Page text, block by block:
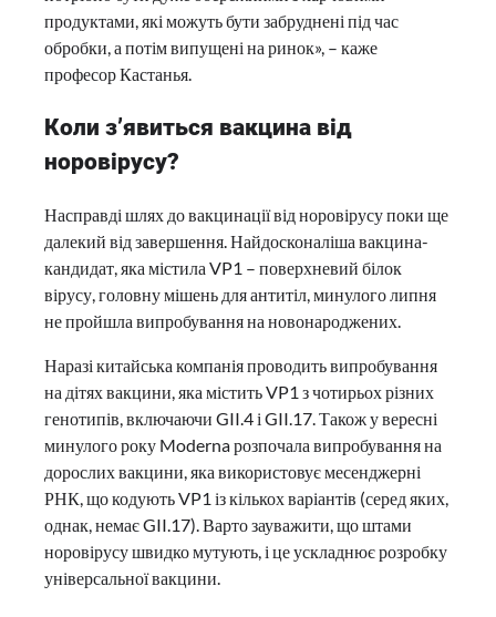
продуктами, які можуть бути забруднені під час
обробки, а потім випущені на ринок», – каже
професор Кастанья.
Коли з’явиться вакцина від
норовірусу?
Насправді шлях до вакцинації від норовірусу поки ще
далекий від завершення. Найдосконаліша вакцина-
кандидат, яка містила VP1 – поверхневий білок
вірусу, головну мішень для антитіл, минулого липня
не пройшла випробування на новонароджених.
Наразі китайська компанія проводить випробування
на дітях вакцини, яка містить VP1 з чотирьох різних
генотипів, включаючи GII.4 і GII.17. Також у вересні
минулого року Moderna розпочала випробування на
дорослих вакцини, яка використовує месенджерні
РНК, що кодують VP1 із кількох варіантів (серед яких,
однак, немає GII.17). Варто зауважити, що штами
норовірусу швидко мутують, і це ускладнює розробку
універсальної вакцини.